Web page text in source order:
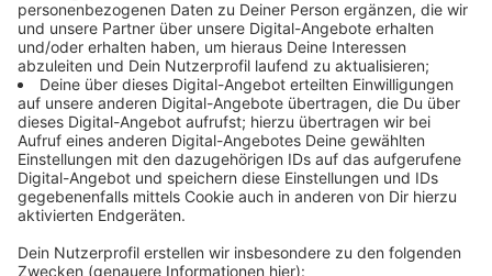
42 Prozent aller Radiohörer im Kreis Coesfeld. Bei den
anderen Sendern liegt die Quote deutlich niedriger.
WDR 2 erreicht gerade einmal 29 Prozent, EinsLive
sogar nur noch 17 Prozent, WDR4 kommt auf 11
Prozent Einschaltquote. Vielen Dank, dass auch Sie
Radio Kiepenkerl einschalten. Alle Infos zur aktuellen
Reichweitenanalyse lesen Sie hier auf unserer
Homepage.
Klicken SieHIER!